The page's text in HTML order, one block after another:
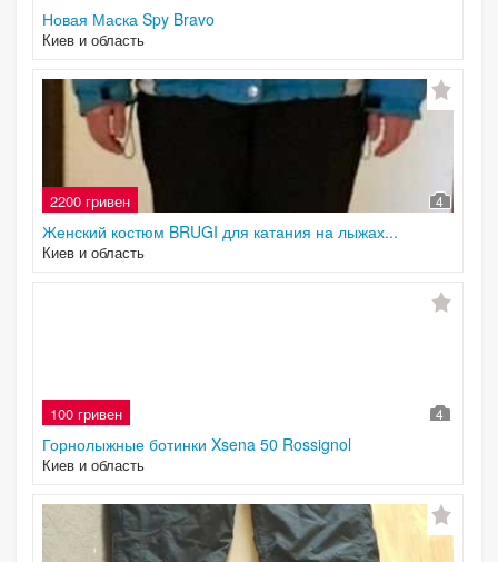
Новая Маска Spy Bravo
Киев и область
2200 гривен 4
Женский костюм BRUGI для катания на лыжах...
Киев и область
100 гривен 4
Горнолыжные ботинки Xsena 50 Rossignol
Киев и область